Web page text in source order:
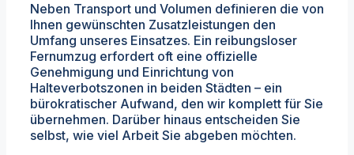
Neben Transport und Volumen definieren die von
Ihnen gewünschten Zusatzleistungen den
Umfang unseres Einsatzes. Ein reibungsloser
Fernumzug erfordert oft eine offizielle
Genehmigung und Einrichtung von
Halteverbotszonen in beiden Städten – ein
bürokratischer Aufwand, den wir komplett für Sie
übernehmen. Darüber hinaus entscheiden Sie
selbst, wie viel Arbeit Sie abgeben möchten.